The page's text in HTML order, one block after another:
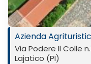
Azienda
Via Podere Il Colle
Lajatico (PI)